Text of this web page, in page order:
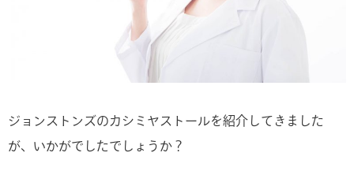
ジョンストンズのカシミヤストールを紹介してきました
が、いかがでしたでしょうか？